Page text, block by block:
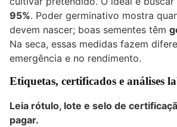
95%. Poder germinativo mostra
devem nascer; boas sementes têm
Na seca, essas medidas fazem
emergência e no rendimento.
Etiquetas, certificados e análises
Leia rótulo, lote e selo de
pagar.